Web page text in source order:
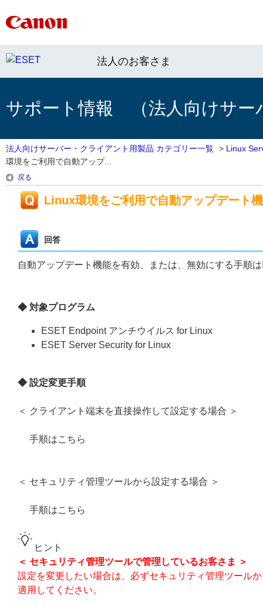
法人のお客さま
サポート情報 （法人向けサー
法人向けサーバー・クライアント用製品 カテゴリー一覧 > Linux
環境をご利用で自動アップ...
戻る
Linux環境をご利用で自動アップデート
回答
自動アップデート機能を有効、または、無効にする手順
◆ 対象プログラム
ESET Endpoint アンチウイルス for Linux
ESET Server Security for Linux
◆ 設定変更手順
＜ クライアント端末を直接操作して設定する場合 ＞
手順はこちら
＜ セキュリティ管理ツールから設定する場合 ＞
手順はこちら
ヒント
＜ セキュリティ管理ツールで管理しているお客さま ＞
設定を変更したい場合は、必ずセキュリティ管理ツール
適用してください。